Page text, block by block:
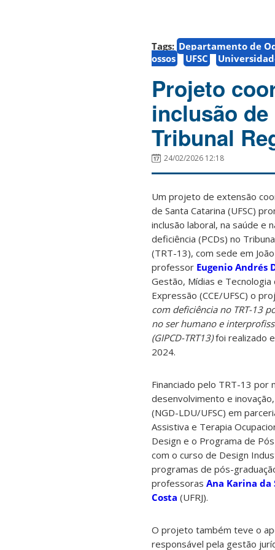
Tags: Departamento de
ossos
UFSC
Projeto
inclusão
Tribunal
24/02/2026 12:18
Um projeto de extensão
de Santa Catarina (UFSC)
inclusão laboral, na saúde e
deficiência (PCDs) no
(TRT-13), com sede em
professor Eugenio Andrés
Gestão, Mídias e
Expressão (CCE/UFSC) o
com deficiência no TRT-13
no ser humano e
(GIPCD-TRT13)foi realizado
2024.
Financiado pelo TRT-13 por
desenvolvimento e
(NGD-LDU/UFSC) em
Assistiva e Terapia
Design e o Programa de
com o curso de Design
programas de pós-
professoras Ana Karina
Costa (UFRJ).
O projeto também teve o
responsável pela gestão